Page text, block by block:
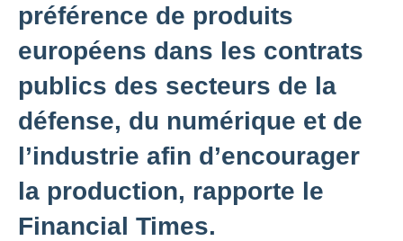
préférence de produits
européens dans les contrats
publics des secteurs de la
défense, du numérique et de
l’industrie afin d’encourager
la production, rapporte le
Financial Times.